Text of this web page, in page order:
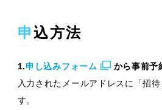
申込方法
1.申し込みフォーム
から事前予
入力されたメールアドレスに「招
す。